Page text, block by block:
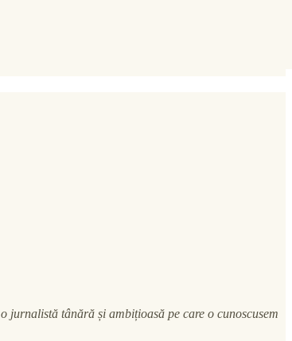
, o jurnalistă tânără și ambițioasă pe care o cunoscusem